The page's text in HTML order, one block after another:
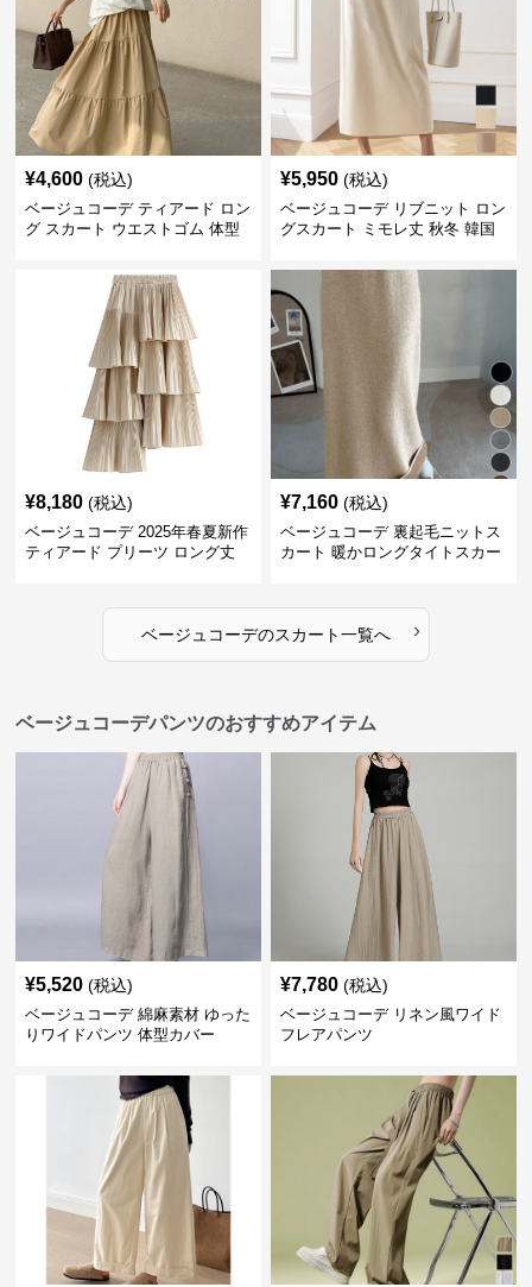
¥4,600 (税込)
ベージュコーデ ティアード ロン
グ スカート ウエストゴム 体型
¥5,950 (税込)
ベージュコーデ リブニット ロン
グスカート ミモレ丈 秋冬 韓国
¥8,180 (税込)
ベージュコーデ 2025年春夏新作
ティアード プリーツ ロング丈
¥7,160 (税込)
ベージュコーデ 裏起毛ニットス
カート 暖かロングタイトスカー
ベージュコーデのスカート一覧へ ›
ベージュコーデパンツのおすすめアイテム
¥5,520 (税込)
ベージュコーデ 綿麻素材 ゆった
りワイドパンツ 体型カバー
¥7,780 (税込)
ベージュコーデ リネン風ワイド
フレアパンツ